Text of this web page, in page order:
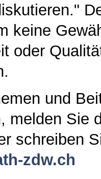
keine
oder
und
melden Sie
schreiben
zdw.ch